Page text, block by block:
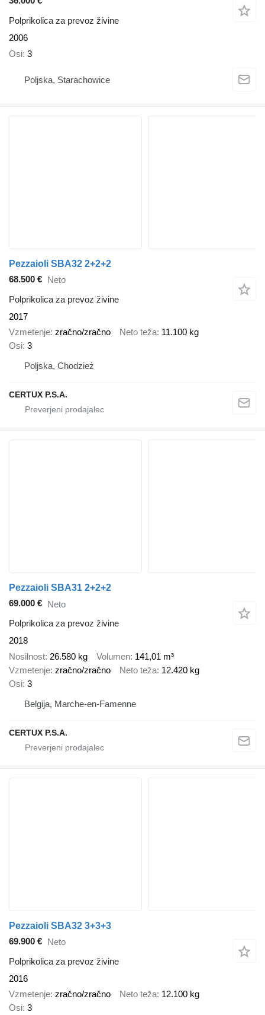
Polprikolica za prevoz živine
2006
Osi 3
Poljska, Starachowice
Pezzaioli SBA32 2+2+2
68.500 € Neto
Polprikolica za prevoz živine
2017
Vzmetenje zračno/zračno Neto teža 11.100 kg
Osi 3
Poljska, Chodzież
CERTUX P.S.A.
Pezzaioli SBA31 2+2+2
69.000 € Neto
Polprikolica za prevoz živine
2018
Nosilnost 26.580 kg Volumen 141,01 m³
Vzmetenje zračno/zračno Neto teža 12.420 kg
Osi 3
Belgija, Marche-en-Famenne
CERTUX P.S.A.
Pezzaioli SBA32 3+3+3
69.900 € Neto
Polprikolica za prevoz živine
2016
Vzmetenje zračno/zračno Neto teža 12.100 kg
Osi 3